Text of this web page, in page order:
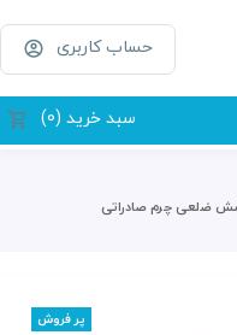
حساب کاربری
سبد خرید (0)
پر فروش